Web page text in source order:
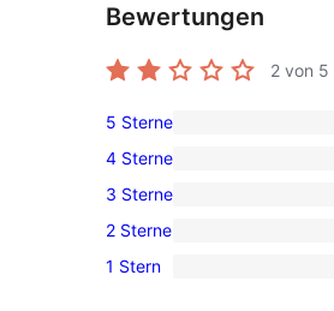
Bewertungen
2 von 5
0
5-
Sterne-
Rezensionen
5 Sterne
0
4-
Sterne-
Rezensionen
4 Sterne
0
3-
Sterne-
3 Sterne
1
2-
2 Sterne
0
1 Stern